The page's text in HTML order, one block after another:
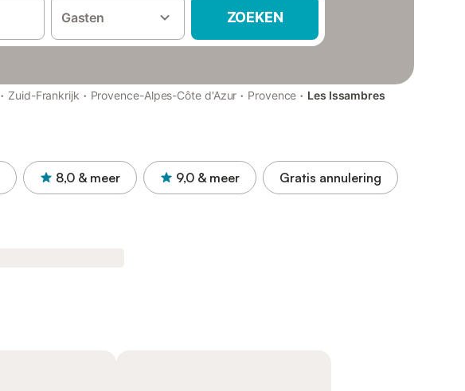
Gasten ZOEKEN
· Zuid-Frankrijk · Provence-Alpes-Côte d'Azur · Provence · Les Issambres
8,0 & meer 9,0 & meer Gratis annulering